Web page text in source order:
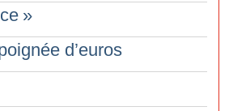
»
d’euros